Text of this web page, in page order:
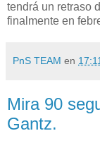
tendrá un retraso
finalmente en
PnS TEAM en 17:11
Mira 90
Gantz.